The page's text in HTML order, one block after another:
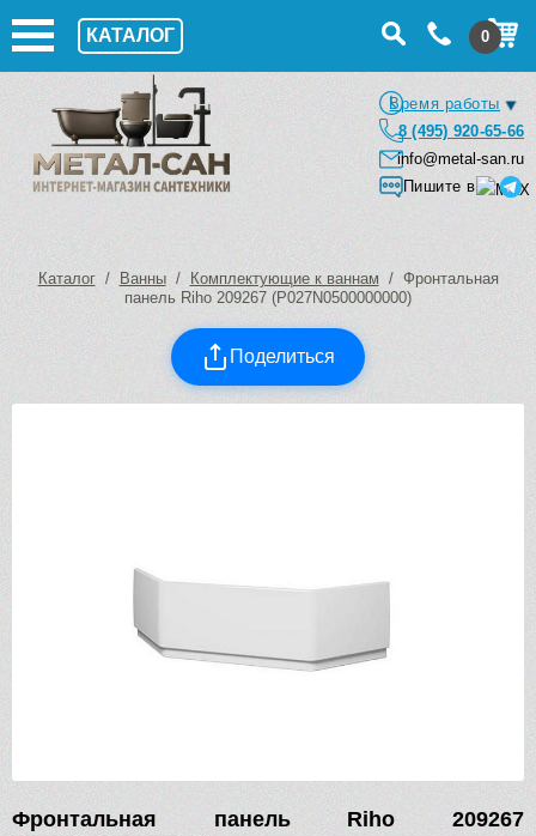
КАТАЛОГ 0
Время работы
8 (495) 920-65-66
info@metal-san.ru
Пишите в
Каталог/ Ванны/ Комплектующие к ваннам / Фронтальная
панель Riho 209267 (P027N0500000000)
Поделиться
Фронтальная панель Riho 209267